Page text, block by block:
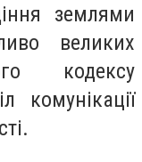
землями
великих
кодексу
комунікації